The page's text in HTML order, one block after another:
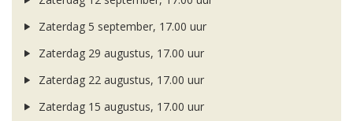
Zaterdag 5 september, 17.00 uur
Zaterdag 29 augustus, 17.00 uur
Zaterdag 22 augustus, 17.00 uur
Zaterdag 15 augustus, 17.00 uur